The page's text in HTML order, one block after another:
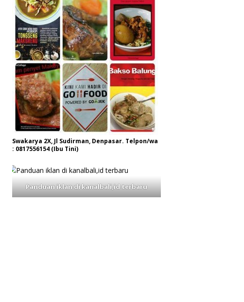
Swakarya 2X, Jl Sudirman, Denpasar. Telpon/wa
: 0817556154 (Ibu Tini)
Panduan iklan di kanalbali,id terbaru